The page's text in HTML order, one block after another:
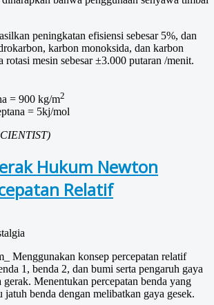
peningkatan efisiensi sebesar 5%, dan
karbon monoksida, dan karbon
rotasi mesin sebesar ±3.000 putaran /menit.
= 900 kg/m2
= 5kj/mol
Hukum Newton
Relatif
Menggunakan konsep percepatan relatif
1, benda 2, dan bumi serta pengaruh gaya
gerak. Menentukan percepatan benda yang
benda dengan melibatkan gaya gesek.